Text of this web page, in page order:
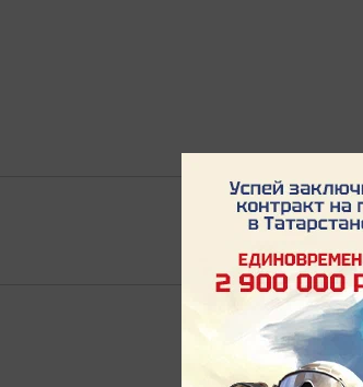
Авторизоваться